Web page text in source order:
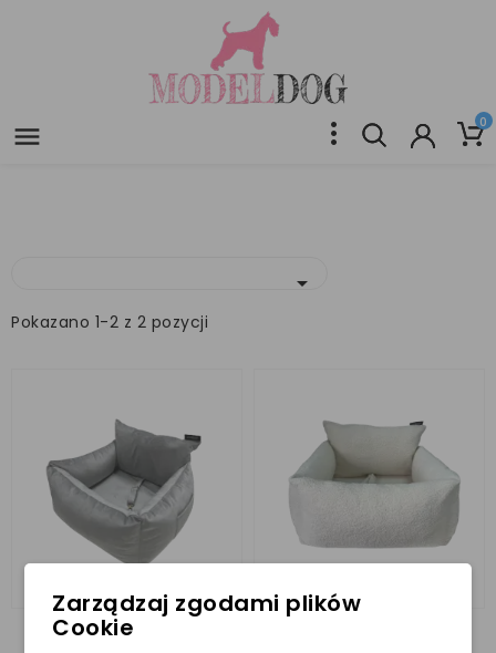
 0

Pokazano 1-2 z 2 pozycji
Zarządzaj zgodami plików
Cookie